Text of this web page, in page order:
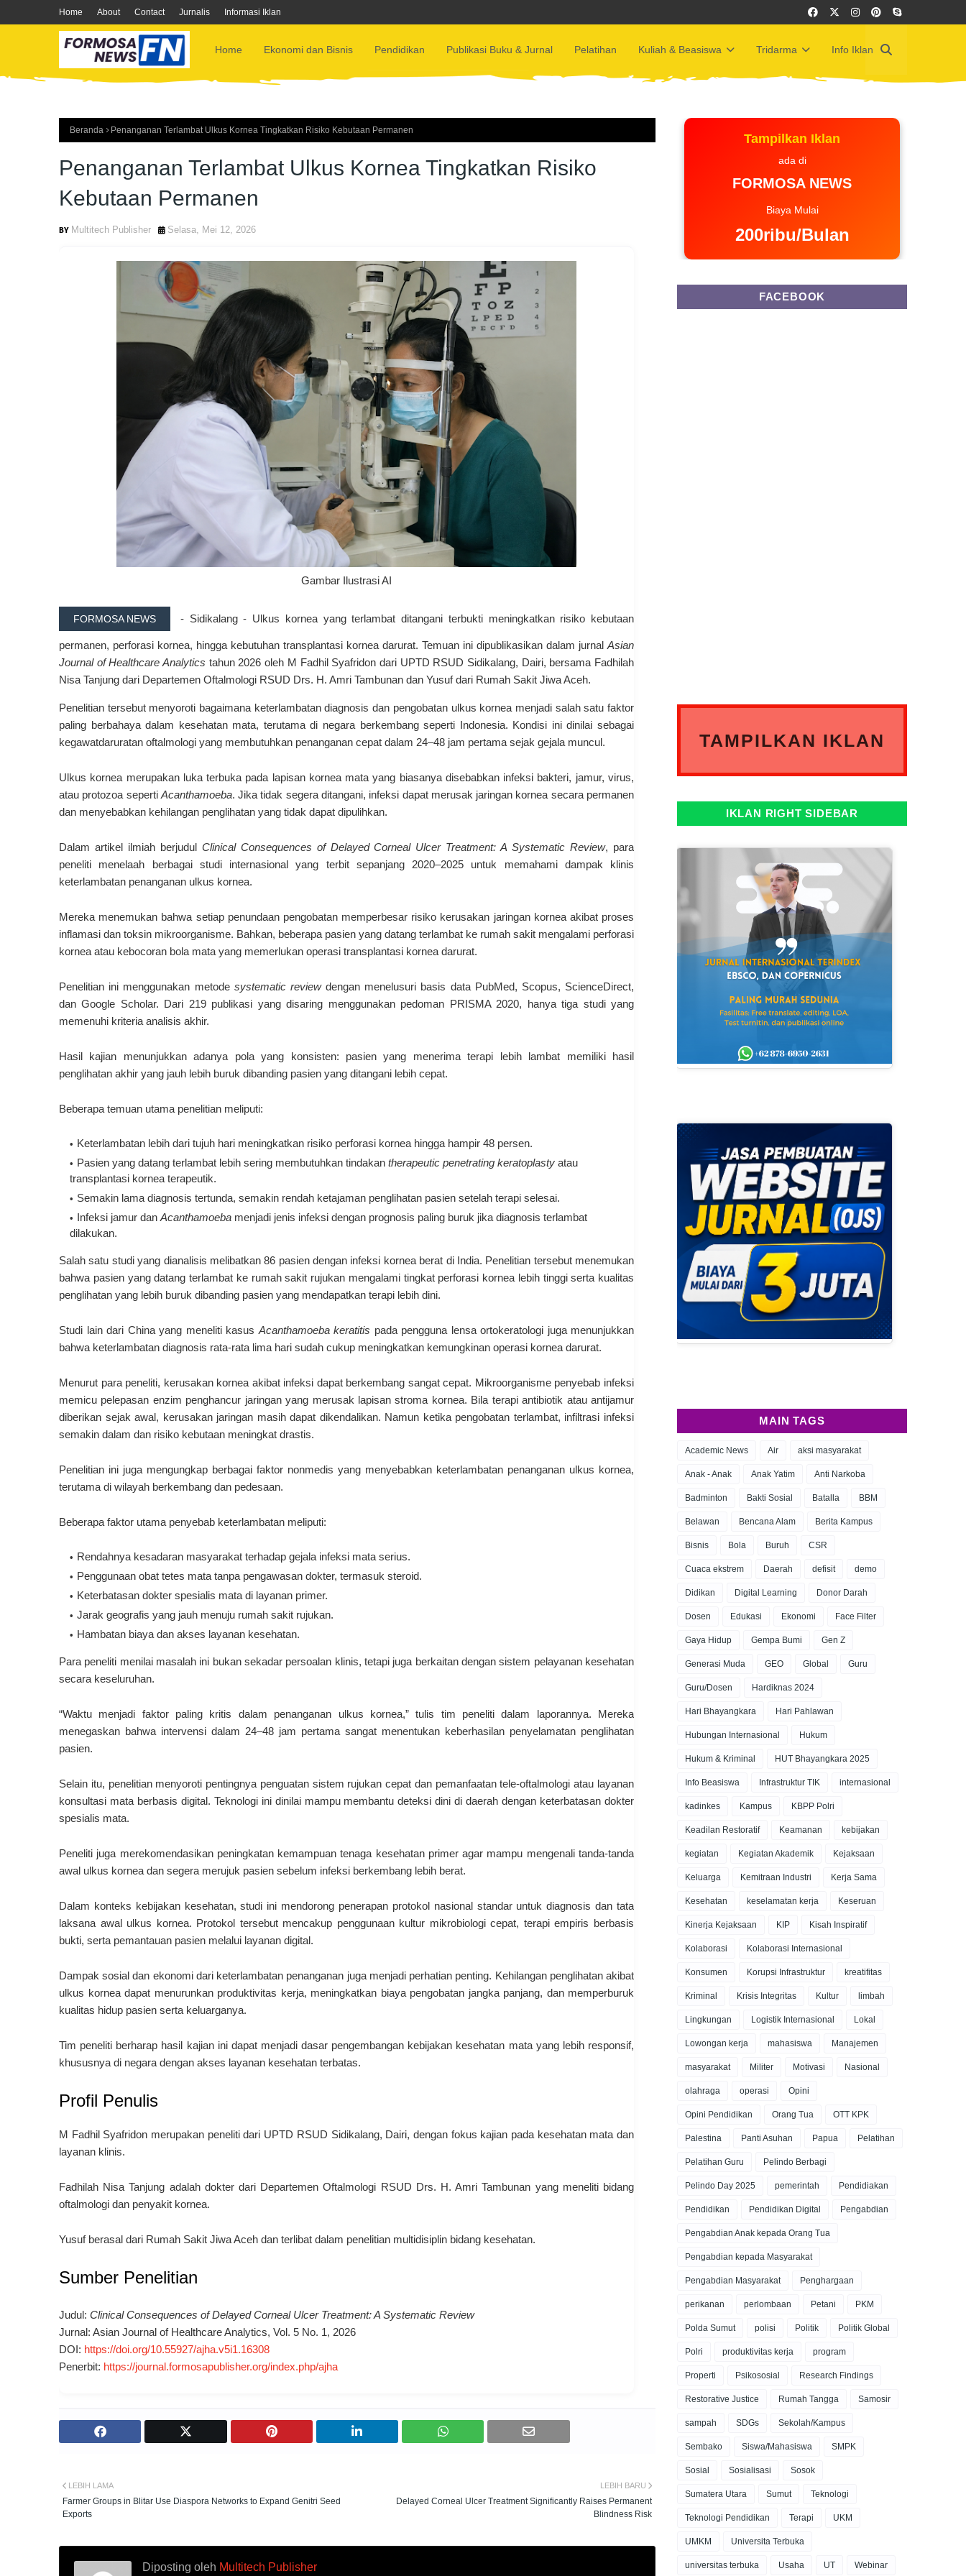
Home About Contact Jurnalis Informasi Iklan
Home Ekonomi dan Bisnis Pendidikan Publikasi Buku & Jurnal Pelatihan Kuliah & Beasiswa Tridarma Info Iklan
Beranda Penanganan Terlambat Ulkus Kornea Tingkatkan Risiko Kebutaan Permanen
Penanganan Terlambat Ulkus Kornea Tingkatkan Risiko
Kebutaan Permanen
Multitech Publisher Selasa, Mei 12, 2026
Gambar Ilustrasi AI
FORMOSA NEWS - Sidikalang - Ulkus kornea yang terlambat ditangani terbukti meningkatkan risiko kebutaan
permanen, perforasi kornea, hingga kebutuhan transplantasi kornea darurat. Temuan ini dipublikasikan dalam jurnal Asian
Journal of Healthcare Analytics tahun 2026 oleh M Fadhil Syafridon dari UPTD RSUD Sidikalang, Dairi, bersama Fadhilah
Nisa Tanjung dari Departemen Oftalmologi RSUD Drs. H. Amri Tambunan dan Yusufdari Rumah Sakit Jiwa Aceh.
Penelitian tersebut menyoroti bagaimana keterlambatan diagnosis dan pengobatan ulkus kornea menjadi salah satu faktor
paling berbahaya dalam kesehatan mata, terutama di negara berkembang seperti Indonesia. Kondisi ini dinilai sebagai
kegawatdaruratan oftalmologi yang membutuhkan penanganan cepat dalam 24–48 jam pertama sejak gejala muncul.
Ulkus kornea merupakan luka terbuka pada lapisan kornea mata yang biasanya disebabkan infeksi bakteri, jamur, virus,
atau protozoa seperti Acanthamoeba. Jika tidak segera ditangani, infeksi dapat merusak jaringan kornea secara permanen
dan menyebabkan kehilangan penglihatan yang tidak dapat dipulihkan.
Dalam artikel ilmiah berjudul Clinical Consequences of Delayed Corneal Ulcer Treatment: A Systematic Review, para
peneliti menelaah berbagai studi internasional yang terbit sepanjang 2020–2025 untuk memahami dampak klinis
keterlambatan penanganan ulkus kornea.
Mereka menemukan bahwa setiap penundaan pengobatan memperbesar risiko kerusakan jaringan kornea akibat proses
inflamasi dan toksin mikroorganisme. Bahkan, beberapa pasien yang datang terlambat ke rumah sakit mengalami perforasi
kornea atau kebocoran bola mata yang memerlukan operasi transplantasi kornea darurat.
Penelitian ini menggunakan metode systematic reviewdengan menelusuri basis data PubMed, Scopus, ScienceDirect,
dan Google Scholar. Dari 219 publikasi yang disaring menggunakan pedoman PRISMA 2020, hanya tiga studi yang
memenuhi kriteria analisis akhir.
Hasil kajian menunjukkan adanya pola yang konsisten: pasien yang menerima terapi lebih lambat memiliki hasil
penglihatan akhir yang jauh lebih buruk dibanding pasien yang ditangani lebih cepat.
Beberapa temuan utama penelitian meliputi:
Keterlambatan lebih dari tujuh hari meningkatkan risiko perforasi kornea hingga hampir 48 persen.
Pasien yang datang terlambat lebih sering membutuhkan tindakan therapeutic penetrating keratoplasty atau
transplantasi kornea terapeutik.
Semakin lama diagnosis tertunda, semakin rendah ketajaman penglihatan pasien setelah terapi selesai.
Infeksi jamur dan Acanthamoeba menjadi jenis infeksi dengan prognosis paling buruk jika diagnosis terlambat
dilakukan.
Salah satu studi yang dianalisis melibatkan 86 pasien dengan infeksi kornea berat di India. Penelitian tersebut menemukan
bahwa pasien yang datang terlambat ke rumah sakit rujukan mengalami tingkat perforasi kornea lebih tinggi serta kualitas
penglihatan yang lebih buruk dibanding pasien yang mendapatkan terapi lebih dini.
Studi lain dari China yang meneliti kasus Acanthamoeba keratitis pada pengguna lensa ortokeratologi juga menunjukkan
bahwa keterlambatan diagnosis rata-rata lima hari sudah cukup meningkatkan kemungkinan operasi kornea darurat.
Menurut para peneliti, kerusakan kornea akibat infeksi dapat berkembang sangat cepat. Mikroorganisme penyebab infeksi
memicu pelepasan enzim penghancur jaringan yang merusak lapisan stroma kornea. Bila terapi antibiotik atau antijamur
diberikan sejak awal, kerusakan jaringan masih dapat dikendalikan. Namun ketika pengobatan terlambat, infiltrasi infeksi
semakin dalam dan risiko kebutaan meningkat drastis.
Penelitian ini juga mengungkap berbagai faktor nonmedis yang menyebabkan keterlambatan penanganan ulkus kornea,
terutama di wilayah berkembang dan pedesaan.
Beberapa faktor utama penyebab keterlambatan meliputi:
Rendahnya kesadaran masyarakat terhadap gejala infeksi mata serius.
Penggunaan obat tetes mata tanpa pengawasan dokter, termasuk steroid.
Keterbatasan dokter spesialis mata di layanan primer.
Jarak geografis yang jauh menuju rumah sakit rujukan.
Hambatan biaya dan akses layanan kesehatan.
Para peneliti menilai masalah ini bukan sekadar persoalan klinis, tetapi juga berkaitan dengan sistem pelayanan kesehatan
secara keseluruhan.
“Waktu menjadi faktor paling kritis dalam penanganan ulkus kornea,” tulis tim peneliti dalam laporannya. Mereka
menegaskan bahwa intervensi dalam 24–48 jam pertama sangat menentukan keberhasilan penyelamatan penglihatan
pasien.
Selain itu, penelitian menyoroti pentingnya penguatan sistem rujukan cepat dan pemanfaatan tele-oftalmologi atau layanan
konsultasi mata berbasis digital. Teknologi ini dinilai mampu membantu deteksi dini di daerah dengan keterbatasan dokter
spesialis mata.
Peneliti juga merekomendasikan peningkatan kemampuan tenaga kesehatan primer agar mampu mengenali tanda-tanda
awal ulkus kornea dan segera merujuk pasien sebelum infeksi berkembang lebih berat.
Dalam konteks kebijakan kesehatan, studi ini mendorong penerapan protokol nasional standar untuk diagnosis dan tata
laksana awal ulkus kornea. Protokol tersebut mencakup penggunaan kultur mikrobiologi cepat, terapi empiris berbasis
bukti, serta pemantauan pasien melalui layanan digital.
Dampak sosial dan ekonomi dari keterlambatan penanganan juga menjadi perhatian penting. Kehilangan penglihatan akibat
ulkus kornea dapat menurunkan produktivitas kerja, meningkatkan biaya pengobatan jangka panjang, dan memperburuk
kualitas hidup pasien serta keluarganya.
Tim peneliti berharap hasil kajian ini dapat menjadi dasar pengembangan kebijakan kesehatan mata yang lebih responsif,
khususnya di negara dengan akses layanan kesehatan terbatas.
Profil Penulis
M Fadhil Syafridon merupakan peneliti dari UPTD RSUD Sidikalang, Dairi, dengan fokus kajian pada kesehatan mata dan
layanan klinis.
Fadhilah Nisa Tanjung adalah dokter dari Departemen Oftalmologi RSUD Drs. H. Amri Tambunan yang meneliti bidang
oftalmologi dan penyakit kornea.
Yusufberasal dari Rumah Sakit Jiwa Aceh dan terlibat dalam penelitian multidisiplin bidang kesehatan.
Sumber Penelitian
Judul: Clinical Consequences of Delayed Corneal Ulcer Treatment: A Systematic Review
Jurnal: Asian Journal of Healthcare Analytics, Vol. 5 No. 1, 2026
DOI: https://doi.org/10.55927/ajha.v5i1.16308
Penerbit: https://journal.formosapublisher.org/index.php/ajha
LEBIH BARU
Delayed Corneal Ulcer Treatment Significantly Raises Permanent
Blindness Risk
LEBIH LAMA
Farmer Groups in Blitar Use Diaspora Networks to Expand Genitri Seed
Exports
Diposting oleh Multitech Publisher
Tampilkan Iklan
ada di
FORMOSA NEWS
Biaya Mulai
200ribu/Bulan
FACEBOOK
TAMPILKAN IKLAN
IKLAN RIGHT SIDEBAR
MAIN TAGS
Academic News Air aksi masyarakat
Anak - Anak Anak Yatim Anti Narkoba
Badminton Bakti Sosial Batalla BBM
Belawan Bencana Alam Berita Kampus
Bisnis Bola Buruh CSR
Cuaca ekstrem Daerah defisit demo
Didikan Digital Learning Donor Darah
Dosen Edukasi Ekonomi Face Filter
Gaya Hidup Gempa Bumi Gen Z
Generasi Muda GEO Global Guru
Guru/Dosen Hardiknas 2024
Hari Bhayangkara Hari Pahlawan
Hubungan Internasional Hukum
Hukum & Kriminal HUT Bhayangkara 2025
Info Beasiswa Infrastruktur TIK internasional
kadinkes Kampus KBPP Polri
Keadilan Restoratif Keamanan kebijakan
kegiatan Kegiatan Akademik Kejaksaan
Keluarga Kemitraan Industri Kerja Sama
Kesehatan keselamatan kerja Keseruan
Kinerja Kejaksaan KIP Kisah Inspiratif
Kolaborasi Kolaborasi Internasional
Konsumen Korupsi Infrastruktur kreatifitas
Kriminal Krisis Integritas Kultur limbah
Lingkungan Logistik Internasional Lokal
Lowongan kerja mahasiswa Manajemen
masyarakat Militer Motivasi Nasional
olahraga operasi Opini
Opini Pendidikan Orang Tua OTT KPK
Palestina Panti Asuhan Papua Pelatihan
Pelatihan Guru Pelindo Berbagi
Pelindo Day 2025 pemerintah Pendidiakan
Pendidikan Pendidikan Digital Pengabdian
Pengabdian Anak kepada Orang Tua
Pengabdian kepada Masyarakat
Pengabdian Masyarakat Penghargaan
perikanan perlombaan Petani PKM
Polda Sumut polisi Politik Politik Global
Polri produktivitas kerja program
Properti Psikososial Research Findings
Restorative Justice Rumah Tangga Samosir
sampah SDGs Sekolah/Kampus
Sembako Siswa/Mahasiswa SMPK
Sosial Sosialisasi Sosok
Sumatera Utara Sumut Teknologi
Teknologi Pendidikan Terapi UKM
UMKM Universita Terbuka
universitas terbuka Usaha UT Webinar